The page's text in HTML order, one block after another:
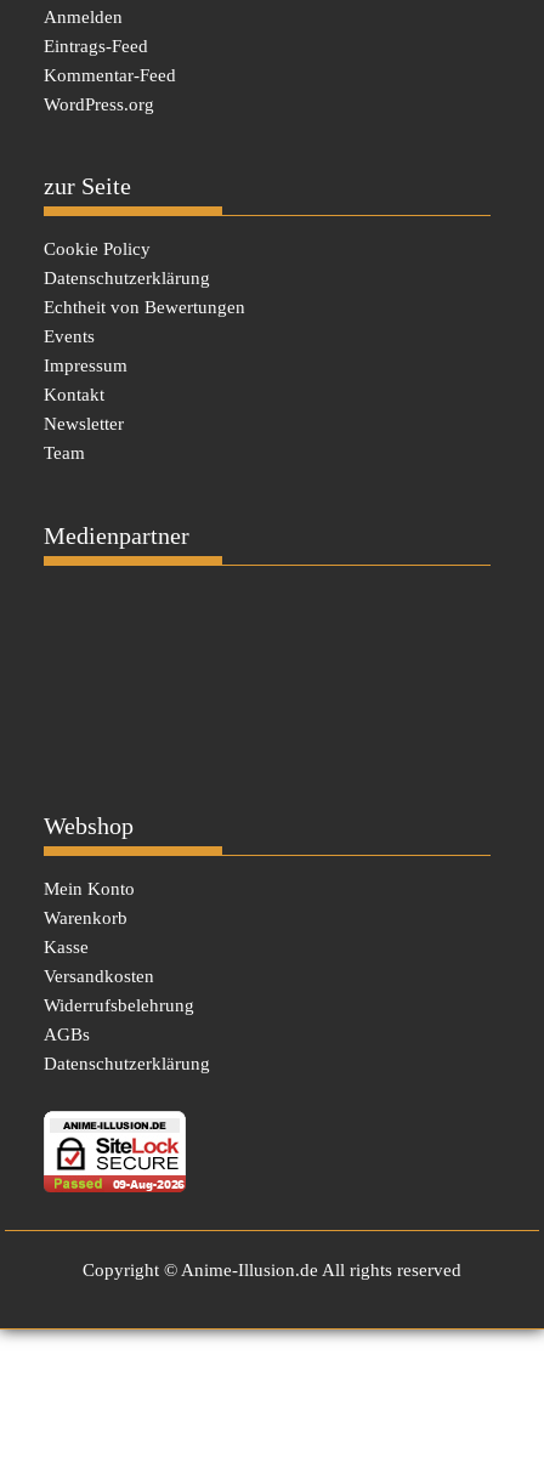
Anmelden
Eintrags-Feed
Kommentar-Feed
WordPress.org
zur Seite
Cookie Policy
Datenschutzerklärung
Echtheit von Bewertungen
Events
Impressum
Kontakt
Newsletter
Team
Medienpartner
Webshop
Mein Konto
Warenkorb
Kasse
Versandkosten
Widerrufsbelehrung
AGBs
Datenschutzerklärung
Copyright © Anime-Illusion.de All rights reserved